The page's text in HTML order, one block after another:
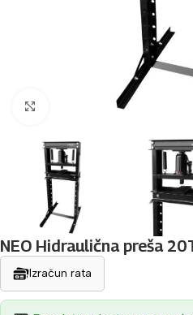
Povećaj sliku
NEO Hidraulična preša
Izračun rata